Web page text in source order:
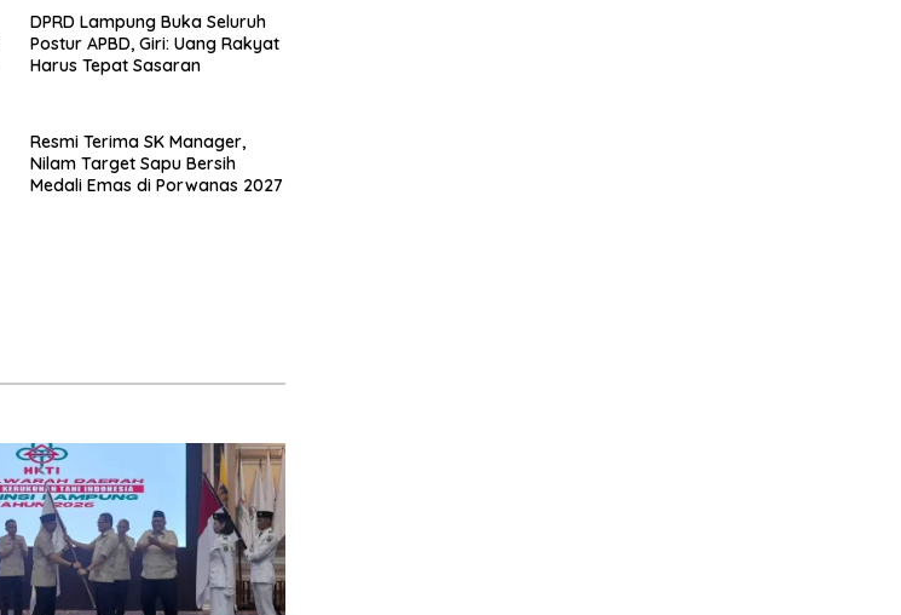
DPRD Lampung Buka Seluruh
Postur APBD, Giri: Uang Rakyat
Harus Tepat Sasaran
Resmi Terima SK Manager,
Nilam Target Sapu Bersih
Medali Emas di Porwanas 2027